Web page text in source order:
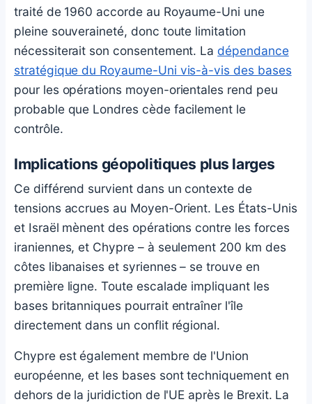
traité de 1960 accorde au Royaume-Uni une
pleine souveraineté, donc toute limitation
nécessiterait son consentement. La dépendance
stratégique du Royaume-Uni vis-à-vis des bases
pour les opérations moyen-orientales rend peu
probable que Londres cède facilement le
contrôle.
Implications géopolitiques plus larges
Ce différend survient dans un contexte de
tensions accrues au Moyen-Orient. Les États-Unis
et Israël mènent des opérations contre les forces
iraniennes, et Chypre – à seulement 200 km des
côtes libanaises et syriennes – se trouve en
première ligne. Toute escalade impliquant les
bases britanniques pourrait entraîner l'île
directement dans un conflit régional.
Chypre est également membre de l'Union
européenne, et les bases sont techniquement en
dehors de la juridiction de l'UE après le Brexit. La